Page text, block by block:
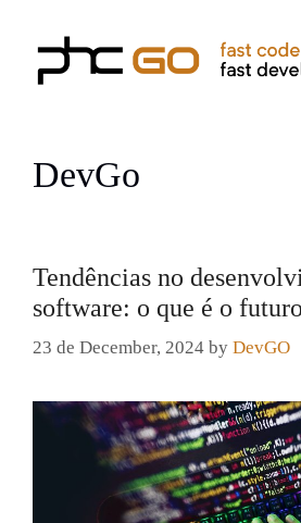
content
DevGo
Tendências no
software: o que é o
23 de December, 2024 by DevGO